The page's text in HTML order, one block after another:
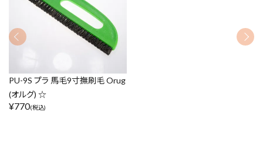
価格から探す
円
在庫のない商品を表示しない
PU-9S プラ 馬毛9寸撫刷毛 Orug
(オルグ) ☆
¥770(税込)